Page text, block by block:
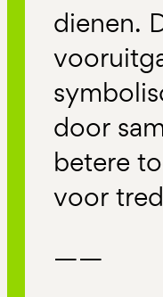
dienen.
door
betere
voor
——